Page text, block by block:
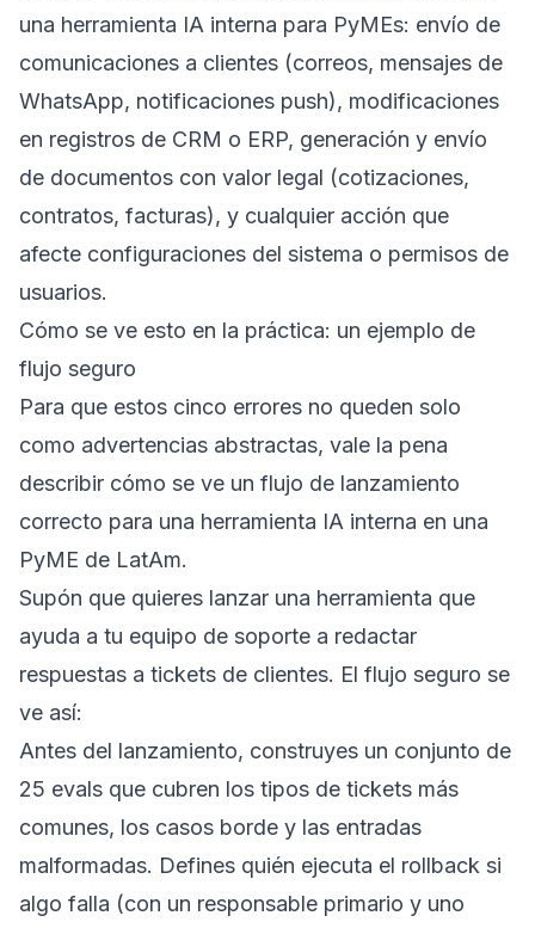
una herramienta IA interna para PyMEs: envío de
comunicaciones a clientes (correos, mensajes de
WhatsApp, notificaciones push), modificaciones
en registros de CRM o ERP, generación y envío
de documentos con valor legal (cotizaciones,
contratos, facturas), y cualquier acción que
afecte configuraciones del sistema o permisos de
usuarios.
Cómo se ve esto en la práctica: un ejemplo de
flujo seguro
Para que estos cinco errores no queden solo
como advertencias abstractas, vale la pena
describir cómo se ve un flujo de lanzamiento
correcto para una herramienta IA interna en una
PyME de LatAm.
Supón que quieres lanzar una herramienta que
ayuda a tu equipo de soporte a redactar
respuestas a tickets de clientes. El flujo seguro se
ve así:
Antes del lanzamiento, construyes un conjunto de
25 evals que cubren los tipos de tickets más
comunes, los casos borde y las entradas
malformadas. Defines quién ejecuta el rollback si
algo falla (con un responsable primario y uno